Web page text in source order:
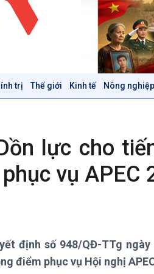
trị Thế giới Kinh tế Nông
Thời sự 12h
Thời sự 18h
Thời sự 21h30
Bản tin
Khoa học & Công nghệ
Tin Khoa học & Công nghệ
lực cho
vụ APEC
định số 948/QĐ-TTg
điểm phục vụ Hội nghị